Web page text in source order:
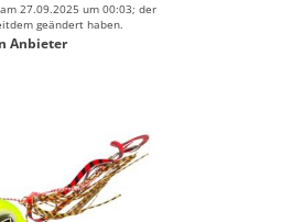
27.09.2025 um 00:03; der
geändert haben.
Anbieter